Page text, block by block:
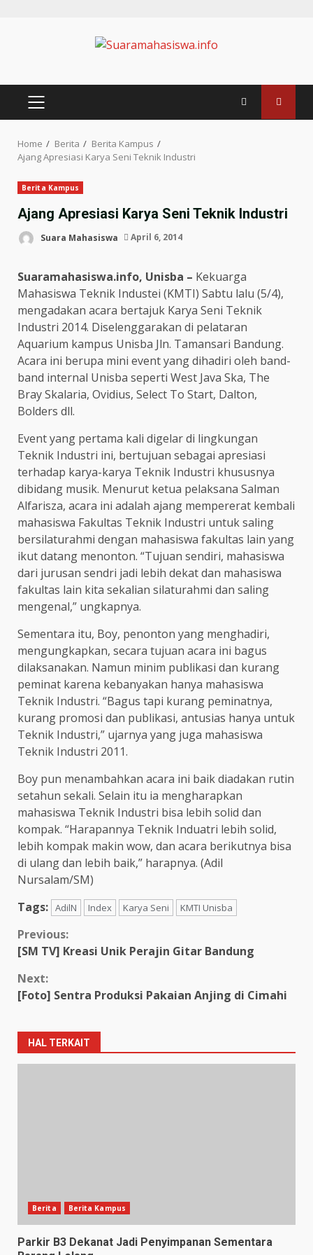
Home Berita
Berita Kampus
Ajang Apresiasi Karya Seni Teknik Industri
Berita Kampus
Ajang Apresiasi Karya Seni Teknik Industri
Suara Mahasiswa April 6, 2014
Suaramahasiswa.info, Unisba – Kekuarga
Mahasiswa Teknik Industei (KMTI) Sabtu lalu (5/4),
mengadakan acara bertajuk Karya Seni Teknik
Industri 2014. Diselenggarakan di pelataran
Aquarium kampus Unisba Jln. Tamansari Bandung.
Acara ini berupa mini event yang dihadiri oleh band-
band internal Unisba seperti West Java Ska, The
Bray Skalaria, Ovidius, Select To Start, Dalton,
Bolders dll.
Event yang pertama kali digelar di lingkungan
Teknik Industri ini, bertujuan sebagai apresiasi
terhadap karya-karya Teknik Industri khususnya
dibidang musik. Menurut ketua pelaksana Salman
Alfarisza, acara ini adalah ajang mempererat kembali
mahasiswa Fakultas Teknik Industri untuk saling
bersilaturahmi dengan mahasiswa fakultas lain yang
ikut datang menonton. “Tujuan sendiri, mahasiswa
dari jurusan sendri jadi lebih dekat dan mahasiswa
fakultas lain kita sekalian silaturahmi dan saling
mengenal,” ungkapnya.
Sementara itu, Boy, penonton yang menghadiri,
mengungkapkan, secara tujuan acara ini bagus
dilaksanakan. Namun minim publikasi dan kurang
peminat karena kebanyakan hanya mahasiswa
Teknik Industri. “Bagus tapi kurang peminatnya,
kurang promosi dan publikasi, antusias hanya untuk
Teknik Industri,” ujarnya yang juga mahasiswa
Teknik Industri 2011.
Boy pun menambahkan acara ini baik diadakan rutin
setahun sekali. Selain itu ia mengharapkan
mahasiswa Teknik Industri bisa lebih solid dan
kompak. “Harapannya Teknik Induatri lebih solid,
lebih kompak makin wow, dan acara berikutnya bisa
di ulang dan lebih baik,” harapnya. (Adil
Nursalam/SM)
Tags: AdilN Index Karya Seni KMTI Unisba
Previous:
[SM TV] Kreasi Unik Perajin Gitar Bandung
Next:
[Foto] Sentra Produksi Pakaian Anjing di Cimahi
HAL TERKAIT
Berita Berita Kampus
Parkir B3 Dekanat Jadi Penyimpanan Sementara